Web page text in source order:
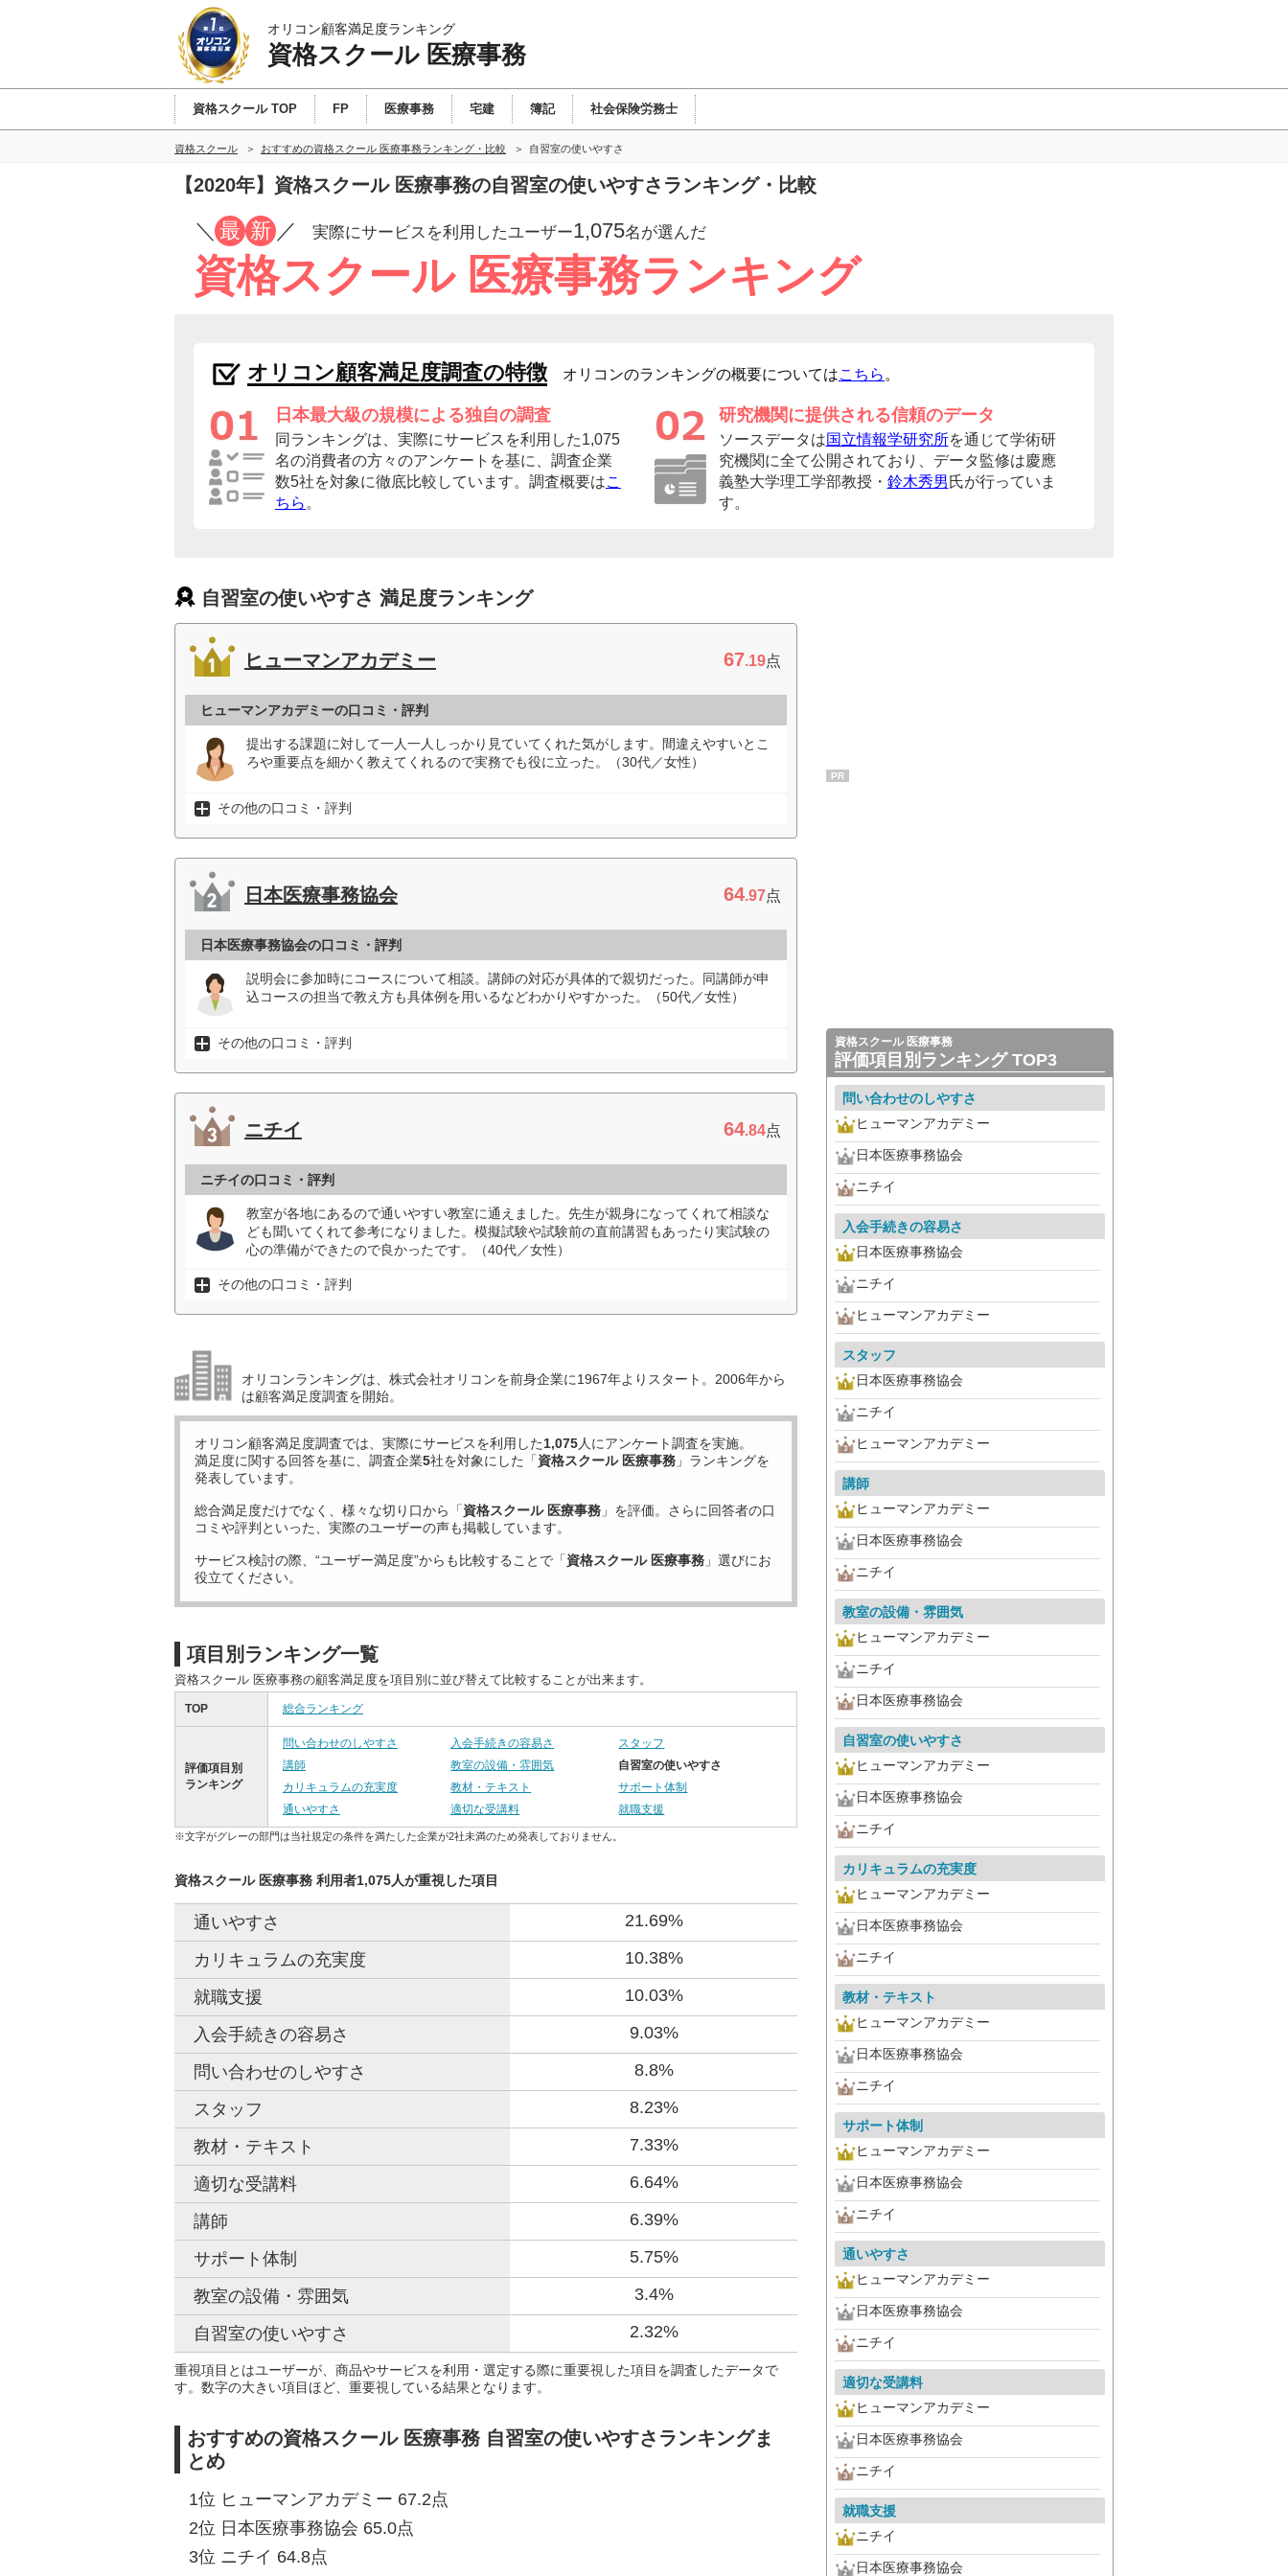
オリコン顧客満足度ランキング
資格スクール 医療事務
資格スクール TOP FP 医療事務 宅建 簿記 社会保険労務士
資格スクール おすすめの資格スクール 医療事務ランキング・比較 自習室の使いやすさ
【2020年】資格スクール 医療事務の自習室の使いやすさランキング・比較
／ 最 新 ／ 実際にサービスを利用したユーザー1,075名が選んだ
資格スクール 医療事務ランキング
オリコン顧客満足度調査の特徴 オリコンのランキングの概要についてはこちら 。
日本最大級の規模による独自の調査
同ランキングは、実際にサービスを利用した1,075
名の消費者の方々のアンケートを基に、調査企業
数5社を対象に徹底比較しています。調査概要はこ
ちら 。
研究機関に提供される信頼のデータ
ソースデータは国立情報学研究所を通じて学術研
究機関に全て公開されており、データ監修は慶應
義塾大学理工学部教授・ 鈴木秀男 氏が行っていま
す。
自習室の使いやすさ 満足度ランキング
ヒューマンアカデミー 67.19点
ヒューマンアカデミーの口コミ・評判
提出する課題に対して一人一人しっかり見ていてくれた気がします。間違えやすいとこ
ろや重要点を細かく教えてくれるので実務でも役に立った。（30代／女性）
その他の口コミ・評判
日本医療事務協会 64.97点
日本医療事務協会の口コミ・評判
説明会に参加時にコースについて相談。講師の対応が具体的で親切だった。同講師が申
込コースの担当で教え方も具体例を用いるなどわかりやすかった。（50代／女性）
その他の口コミ・評判
ニチイ 64.84点
ニチイの口コミ・評判
教室が各地にあるので通いやすい教室に通えました。先生が親身になってくれて相談な
ども聞いてくれて参考になりました。模擬試験や試験前の直前講習もあったり実試験の
心の準備ができたので良かったです。（40代／女性）
その他の口コミ・評判
オリコンランキングは、株式会社オリコンを前身企業に1967年よりスタート。2006年から
は顧客満足度調査を開始。
オリコン顧客満足度調査では、実際にサービスを利用した1,075人にアンケート調査を実施。
満足度に関する回答を基に、調査企業5社を対象にした「資格スクール 医療事務 」ランキングを
発表しています。
総合満足度だけでなく、様々な切り口から「資格スクール 医療事務 」を評価。さらに回答者の口
コミや評判といった、実際のユーザーの声も掲載しています。
サービス検討の際、“ユーザー満足度”からも比較することで「資格スクール 医療事務 」選びにお
役立てください。
項目別ランキング一覧
資格スクール 医療事務の顧客満足度を項目別に並び替えて比較することが出来ます。
TOP 総合ランキング
評価項目別
ランキング
問い合わせのしやすさ 入会手続きの容易さ
スタッフ
講師
教室の設備・雰囲気
自習室の使いやすさ
カリキュラムの充実度
教材・テキスト
サポート体制
通いやすさ
適切な受講料 就職支援
※文字がグレーの部門は当社規定の条件を満たした企業が2社未満のため発表しておりません。
資格スクール 医療事務 利用者1,075人が重視した項目
通いやすさ 21.69%
カリキュラムの充実度 10.38%
就職支援 10.03%
入会手続きの容易さ 9.03%
問い合わせのしやすさ 8.8%
スタッフ 8.23%
教材・テキスト 7.33%
適切な受講料 6.64%
講師 6.39%
サポート体制 5.75%
教室の設備・雰囲気 3.4%
自習室の使いやすさ 2.32%
重視項目とはユーザーが、商品やサービスを利用・選定する際に重要視した項目を調査したデータで
す。数字の大きい項目ほど、重要視している結果となります。
おすすめの資格スクール 医療事務 自習室の使いやすさランキングま
とめ
1位 ヒューマンアカデミー 67.2点
2位 日本医療事務協会 65.0点
3位 ニチイ 64.8点
PR
資格スクール 医療事務
評価項目別ランキング TOP3
問い合わせのしやすさ
ヒューマンアカデミー
日本医療事務協会
ニチイ
入会手続きの容易さ
日本医療事務協会
ニチイ
ヒューマンアカデミー
スタッフ
日本医療事務協会
ニチイ
ヒューマンアカデミー
講師
ヒューマンアカデミー
日本医療事務協会
ニチイ
教室の設備・雰囲気
ヒューマンアカデミー
ニチイ
日本医療事務協会
自習室の使いやすさ
ヒューマンアカデミー
日本医療事務協会
ニチイ
カリキュラムの充実度
ヒューマンアカデミー
日本医療事務協会
ニチイ
教材・テキスト
ヒューマンアカデミー
日本医療事務協会
ニチイ
サポート体制
ヒューマンアカデミー
日本医療事務協会
ニチイ
通いやすさ
ヒューマンアカデミー
日本医療事務協会
ニチイ
適切な受講料
ヒューマンアカデミー
日本医療事務協会
ニチイ
就職支援
ニチイ
日本医療事務協会